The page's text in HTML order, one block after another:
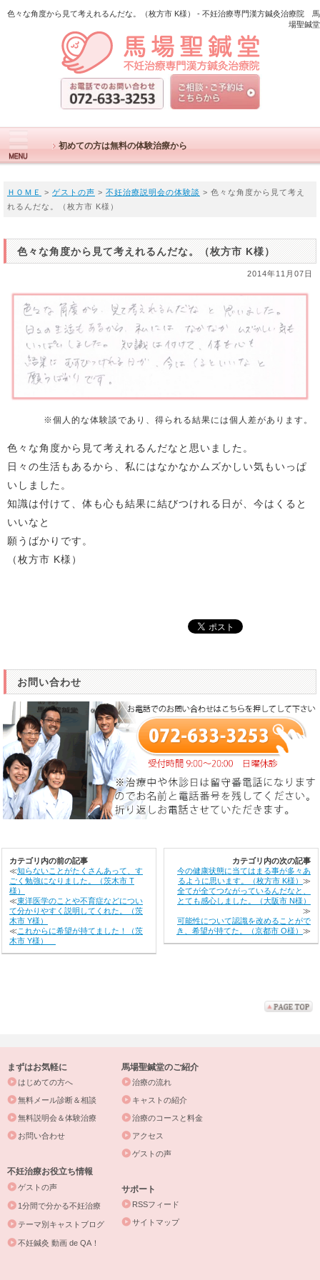
色々な角度から見て考えれるんだな。（枚方市 K様） - 不妊治療専門漢方鍼灸治療院 馬
場聖鍼堂
初めての方は無料の体験治療から
ＨＯＭＥ > ゲストの声 > 不妊治療説明会の体験談 > 色々な角度から見て考え
れるんだな。（枚方市 K様）
色々な角度から見て考えれるんだな。（枚方市 K様）
2014年11月07日
※個人的な体験談であり、得られる結果には個人差があります。
色々な角度から見て考えれるんだなと思いました。
日々の生活もあるから、私にはなかなかムズかしい気もいっぱ
いしました。
知識は付けて、体も心も結果に結びつけれる日が、今はくると
いいなと
願うばかりです。
（枚方市 K様）
お問い合わせ
カテゴリ内の前の記事
≪知らないことがたくさんあって、す
ごく勉強になりました。（茨木市 T
様）
≪東洋医学のことや不育症などについ
て分かりやすく説明してくれた。（茨
木市 Y様）
≪これからに希望が持てました！（茨
木市 Y様）
カテゴリ内の次の記事
今の健康状態に当てはまる事が多々あ
るように思います。（枚方市 K様） ≫
全てが全てつながっているんだなと、
とても感心しました。（大阪市 N様）
≫
可能性について認識を改めることがで
き、希望が持てた。（京都市 O様） ≫
まずはお気軽に
はじめての方へ
無料メール診断＆相談
無料説明会＆体験治療
お問い合わせ
馬場聖鍼堂のご紹介
治療の流れ
キャストの紹介
治療のコースと料金
アクセス
ゲストの声
不妊治療お役立ち情報
ゲストの声
1分間で分かる不妊治療
テーマ別キャストブログ
不妊鍼灸 動画 de QA！
サポート
RSSフィード
サイトマップ